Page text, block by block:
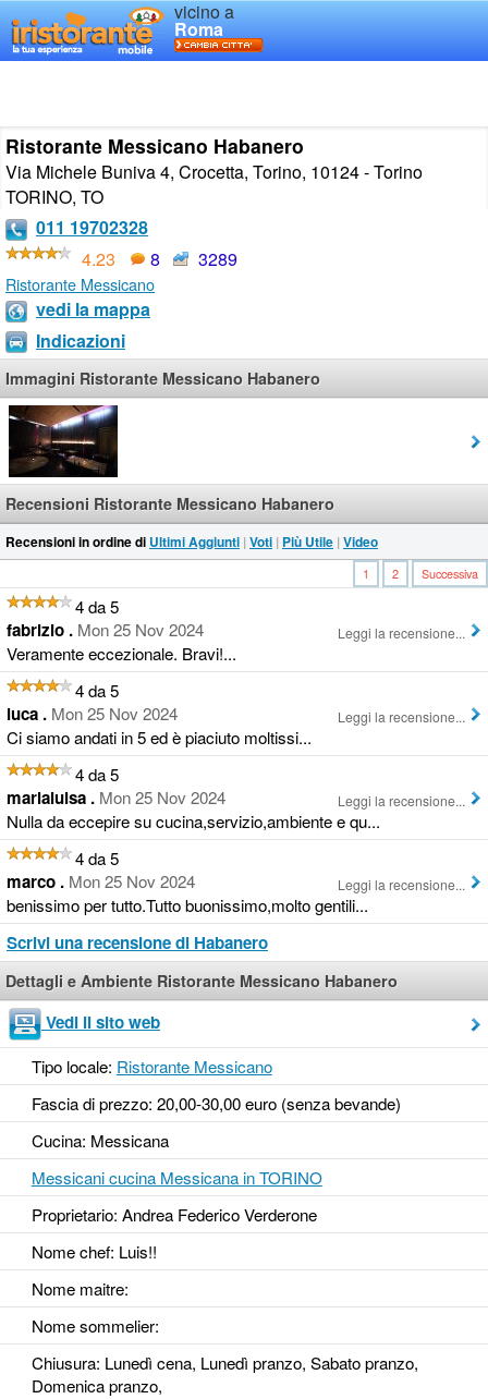
vicino a
Roma
Ristorante Messicano Habanero
Via Michele Buniva 4, Crocetta, Torino, 10124 - Torino
TORINO, TO
011 19702328
4.23
8 3289
Ristorante Messicano
vedi la mappa
Indicazioni
Immagini Ristorante Messicano Habanero
Recensioni Ristorante Messicano Habanero
Recensioni in ordine di Ultimi Aggiunti | Voti | Più Utile | Video
1 2 Successiva
4 da 5
fabrizio . Mon 25 Nov 2024
Veramente eccezionale. Bravi!...
Leggi la recensione...
4 da 5
luca . Mon 25 Nov 2024
Ci siamo andati in 5 ed è piaciuto moltissi...
Leggi la recensione...
4 da 5
marialuisa . Mon 25 Nov 2024
Nulla da eccepire su cucina,servizio,ambiente e qu...
Leggi la recensione...
4 da 5
marco . Mon 25 Nov 2024
benissimo per tutto.Tutto buonissimo,molto gentili...
Leggi la recensione...
Scrivi una recensione di Habanero
Dettagli e Ambiente Ristorante Messicano Habanero
Vedi il sito web
Tipo locale: Ristorante Messicano
Fascia di prezzo: 20,00-30,00 euro (senza bevande)
Cucina: Messicana
Messicani cucina Messicana in TORINO
Proprietario: Andrea Federico Verderone
Nome chef: Luis!!
Nome maitre:
Nome sommelier:
Chiusura: Lunedì cena, Lunedì pranzo, Sabato pranzo,
Domenica pranzo,